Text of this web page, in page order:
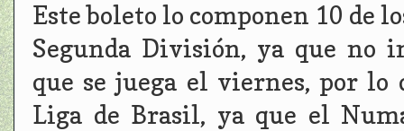
Este boleto lo componen 10 de
Segunda División, ya que no
que se juega el viernes, por
Liga de Brasil, ya que el